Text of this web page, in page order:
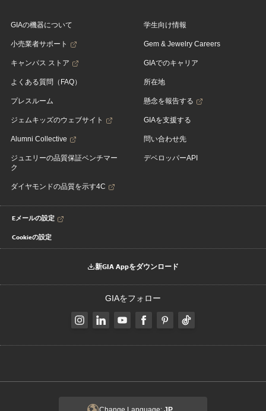
GIAの機器について
小売業者サポート
キャンパス ストア
よくある質問（FAQ）
プレスルーム
ジェムキッズのウェブサイト
Alumni Collective
ジュエリーの品質保証ベンチマー
ク
ダイヤモンドの品質を示す4C
学生向け情報
Gem & Jewelry Careers
GIAでのキャリア
所在地
懸念を報告する
GIAを支援する
問い合わせ先
デベロッパーAPI
Eメールの設定
Cookieの設定
新GIA Appをダウンロード
GIAをフォロー